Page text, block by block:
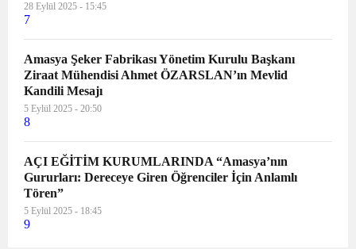
28 Eylül 2025 - 15:45
7
Amasya Şeker Fabrikası Yönetim Kurulu Başkanı
Ziraat Mühendisi Ahmet ÖZARSLAN’ın Mevlid
Kandili Mesajı
5 Eylül 2025 - 20:50
8
AÇI EĞİTİM KURUMLARINDA “Amasya’nın
Gururları: Dereceye Giren Öğrenciler İçin Anlamlı
Tören”
5 Eylül 2025 - 18:45
9